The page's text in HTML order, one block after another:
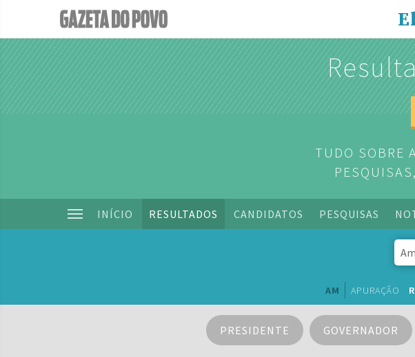
TUDO SOBRE
INÍCIO RESULTADOS CANDIDATOS PESQUISAS
AM APURAÇÃO
PRESIDENTE GOVERNADOR